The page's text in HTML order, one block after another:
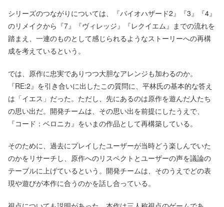
シリーズのつながりについては、『バイオハザード2』『3』『4』
のリメイクから『7』『ヴィレッジ』『レクイエム』までの流れを
踏まえ、一連のものとして感じられるようなストーリーへの再構
成を考えているという。
では、原作に忠実でありつつ大胆なアレンジも加わるのか。
『RE:2』を引き合いに出したこの質問に、平林氏の基本的な答え
は「イエス」だった。ただし、先にあるのは原作を遊んだ人たち
の思い出だ。開発チームは、その思い出を前提にしたうえで、
『コード：ベロニカ』をいまの作品として再構築している。
そのために、過去にプレイしたユーザーが当時どう楽しんでいた
のかをリサーチし、原作へのリスペクトとユーザーの声を議論の
テーブルに上げているという。開発チームは、そのうえでどの表
現や遊びが本作に合うのかを話し合っている。